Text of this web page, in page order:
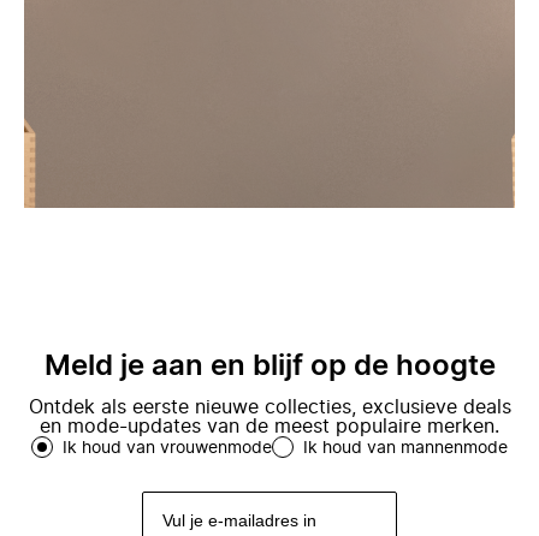
Meld je aan en blijf op de hoogte
Ontdek als eerste nieuwe collecties, exclusieve deals
en mode-updates van de meest populaire merken.
Ik houd van vrouwenmode Ik houd van mannenmode